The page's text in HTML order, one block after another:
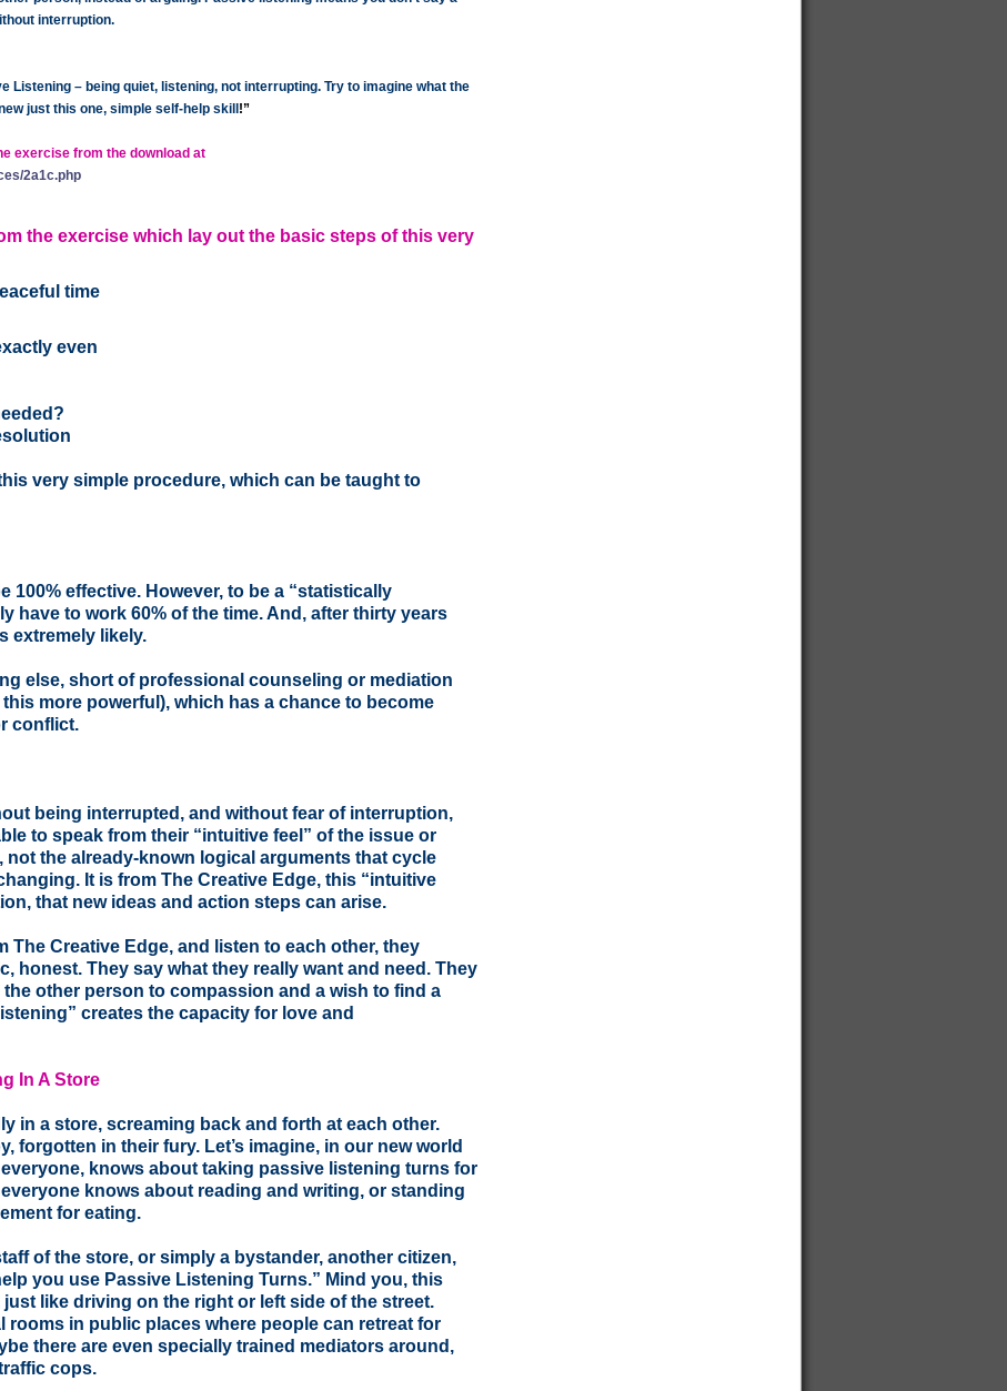
interruption.
Listening – being quiet, listening, not interrupting. Try to imagine what the
just this one, simple self-help skill !”
exercise from the download at
2a1c.php
the exercise which lay out the basic steps of this very
time
even
very simple procedure, which can be taught to
100% effective. However, to be a “statistically
have to work 60% of the time. And, after thirty years
extremely likely.
else, short of professional counseling or mediation
more powerful), which has a chance to become
conflict.
being interrupted, and without fear of interruption,
to speak from their “intuitive feel” of the issue or
not the already-known logical arguments that cycle
It is from The Creative Edge, this “intuitive
that new ideas and action steps can arise.
The Creative Edge, and listen to each other, they
honest. They say what they really want and need. They
the other person to compassion and a wish to find a
creates the capacity for love and
In A Store
in a store, screaming back and forth at each other.
forgotten in their fury. Let’s imagine, in our new world
knows about taking passive listening turns for
knows about reading and writing, or standing
for eating.
of the store, or simply a bystander, another citizen,
you use Passive Listening Turns.” Mind you, this
like driving on the right or left side of the street.
rooms in public places where people can retreat for
there are even specially trained mediators around,
cops.